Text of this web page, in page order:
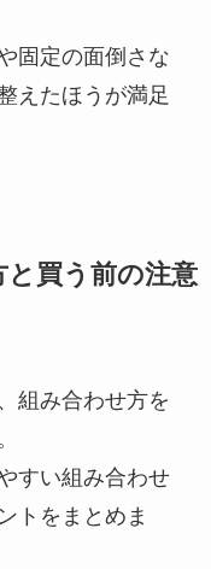
固定の面倒さな
えたほうが満足
買う前の注意
組み合わせ方を
すい組み合わせ
トをまとめま